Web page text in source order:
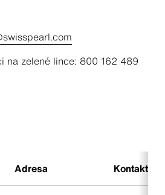
na zelené lince: 800 162 489
Adresa Kontakt